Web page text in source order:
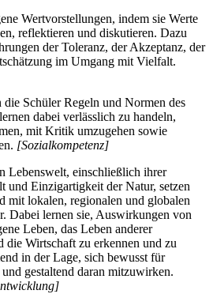
Wertvorstellungen, indem sie Werte
reflektieren und diskutieren. Dazu
der Toleranz, der Akzeptanz, der
im Umgang mit Vielfalt.
Schüler Regeln und Normen des
dabei verlässlich zu handeln,
mit Kritik umzugehen sowie
[Sozialkompetenz]
Lebenswelt, einschließlich ihrer
und Einzigartigkeit der Natur, setzen
mit lokalen, regionalen und globalen
Dabei lernen sie, Auswirkungen von
Leben, das Leben anderer
die Wirtschaft zu erkennen und zu
in der Lage, sich bewusst für
gestaltend daran mitzuwirken.